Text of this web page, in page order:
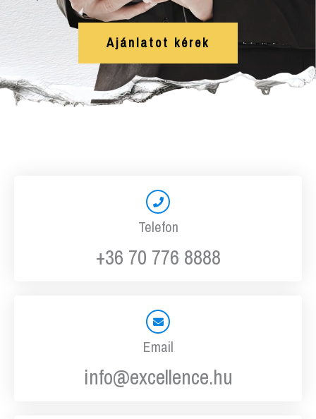
Ajánlatot kérek
Telefon
+36 70 776 8888
Email
info@excellence.hu